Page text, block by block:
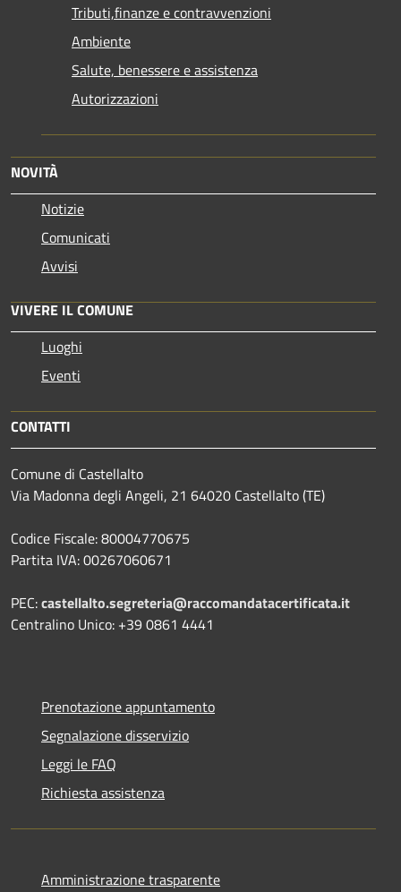
Tributi,finanze e contravvenzioni
Ambiente
Salute, benessere e assistenza
Autorizzazioni
NOVITÀ
Notizie
Comunicati
Avvisi
VIVERE IL COMUNE
Luoghi
Eventi
CONTATTI
Comune di Castellalto
Via Madonna degli Angeli, 21 64020 Castellalto (TE)
Codice Fiscale: 80004770675
Partita IVA: 00267060671
PEC:castellalto.segreteria@raccomandatacertificata.it
Centralino Unico: +39 0861 4441
Prenotazione appuntamento
Segnalazione disservizio
Leggi le FAQ
Richiesta assistenza
Amministrazione trasparente